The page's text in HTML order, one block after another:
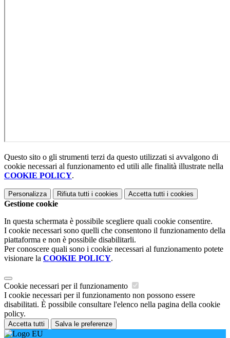
Questo sito o gli strumenti terzi da questo utilizzati si avvalgono di
cookie necessari al funzionamento ed utili alle finalità illustrate nella
COOKIE POLICY.
Personalizza Rifiuta tutti i cookies Accetta tutti i cookies
Gestione cookie
In questa schermata è possibile scegliere quali cookie consentire.
I cookie necessari sono quelli che consentono il funzionamento della
piattaforma e non è possibile disabilitarli.
Per conoscere quali sono i cookie necessari al funzionamento potete
visionare la COOKIE POLICY.
Cookie necessari per il funzionamento
I cookie necessari per il funzionamento non possono essere
disabilitati. È possibile consultare l'elenco nella pagina della cookie
policy.
Accetta tutti Salva le preferenze